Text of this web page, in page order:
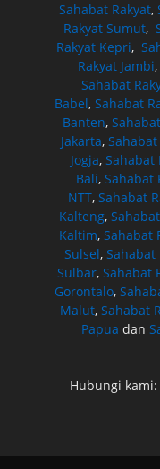
Sahabat Rakyat,
Rakyat Sumut,
Rakyat Kepri,
Rakyat Jambi,
Sahabat
Babel,Sahabat
Banten,
Jakarta, Sahabat
Jogja, Sahabat
Bali,Sahabat
NTT,Sahabat
Kalteng,
Kaltim,Sahabat
Sulsel, Sahabat
Sulbar,Sahabat
Gorontalo,
Malut,Sahabat
Papua dan
Hubungi kami: